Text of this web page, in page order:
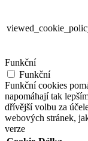
Funkční
Funkční
Funkční cookies
napomáhají tak
dřívější volbu za
webových stránek,
verze